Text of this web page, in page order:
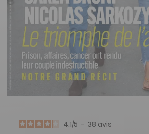
4.1/5 - 38 avis